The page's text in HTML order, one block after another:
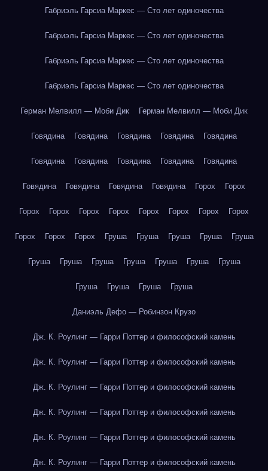
Габриэль Гарсиа Маркес — Сто лет одиночества
Габриэль Гарсиа Маркес — Сто лет одиночества
Габриэль Гарсиа Маркес — Сто лет одиночества
Габриэль Гарсиа Маркес — Сто лет одиночества
Герман Мелвилл — Моби Дик Герман Мелвилл — Моби Дик
Говядина Говядина Говядина Говядина Говядина
Говядина Говядина Говядина Говядина Говядина
Говядина Говядина Говядина Говядина Горох Горох
Горох Горох Горох Горох Горох Горох Горох Горох
Горох Горох Горох Груша Груша Груша Груша Груша
Груша Груша Груша Груша Груша Груша Груша
Груша Груша Груша Груша
Даниэль Дефо — Робинзон Крузо
Дж. К. Роулинг — Гарри Поттер и философский камень
Дж. К. Роулинг — Гарри Поттер и философский камень
Дж. К. Роулинг — Гарри Поттер и философский камень
Дж. К. Роулинг — Гарри Поттер и философский камень
Дж. К. Роулинг — Гарри Поттер и философский камень
Дж. К. Роулинг — Гарри Поттер и философский камень